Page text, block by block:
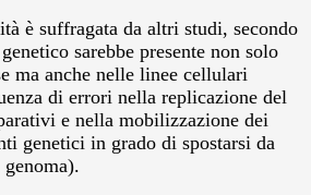
è suffragata da altri studi, secondo
sarebbe presente non solo
ma anche nelle linee cellulari
di errori nella replicazione del
e nella mobilizzazione dei
genetici in grado di spostarsi da